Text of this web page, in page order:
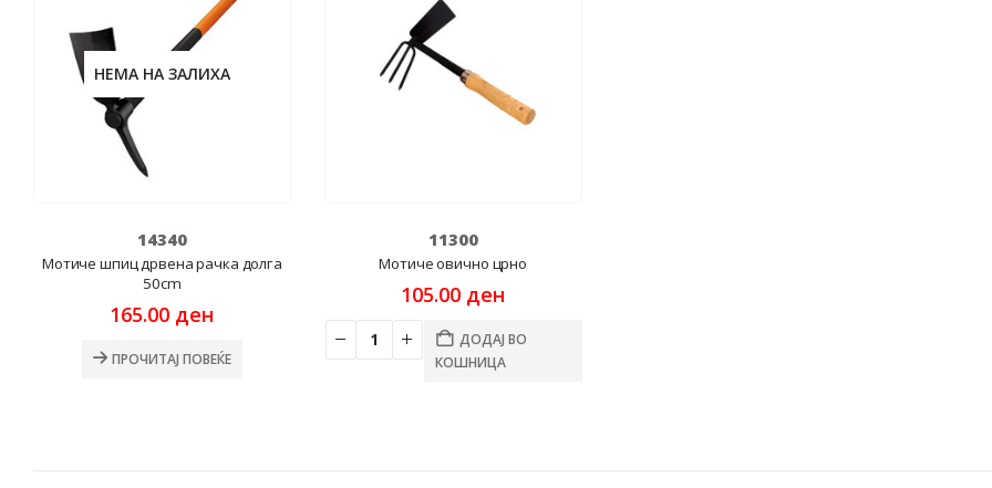
НЕМА НА ЗАЛИХА
14340
Мотиче шпиц дрвена рачка долга
50cm
165.00 ден
ПРОЧИТАЈ ПОВЕЌЕ
11300
Мотиче овично црно
105.00 ден
ДОДАЈ ВО
КОШНИЦА